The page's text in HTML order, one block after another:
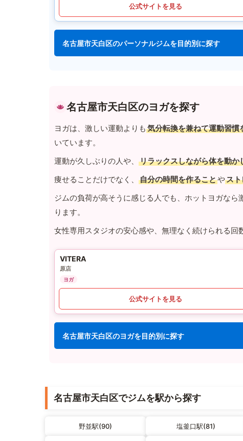
公式サイトを見る
名古屋市天白区のパーソナルジムを目的別に探す
名古屋市天白区のヨガを探す
ヨガは、激しい運動よりも 気分転換を兼ねて運動習慣
いています。
運動が久しぶりの人や、
リラックスしながら体を動か
痩せることだけでなく、
自分の時間を作ることやス
ジムの負荷が高そうに感じる人でも、ホットヨガなら
ります。
女性専用スタジオの安心感や、無理なく続けられる回
VITERA
原店
ヨガ
公式サイトを見る
名古屋市天白区のヨガを目的別に探す
名古屋市天白区でジムを駅から探す
野並駅(90) 塩釜口駅(81)